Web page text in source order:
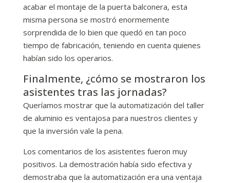
acabar el montaje de la puerta balconera, esta
misma persona se mostró enormemente
sorprendida de lo bien que quedó en tan poco
tiempo de fabricación, teniendo en cuenta quienes
habían sido los operarios.
Finalmente, ¿cómo se mostraron los
asistentes tras las jornadas?
Queríamos mostrar que la automatización del taller
de aluminio es ventajosa para nuestros clientes y
que la inversión vale la pena.
Los comentarios de los asistentes fueron muy
positivos. La demostración había sido efectiva y
demostraba que la automatización era una ventaja